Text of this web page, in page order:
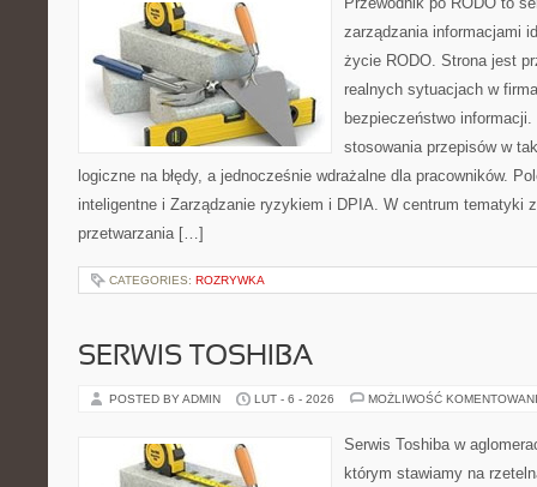
zarządzania informacjami
życie RODO. Strona jest
realnych sytuacjach w
bezpieczeństwo
stosowania przepisów w
logiczne na błędy, a jednocześnie wdrażalne dla pracowników.
inteligentne i Zarządzanie ryzykiem i DPIA. W centrum tematyki
przetwarzania […]
CATEGORIES: ROZRYWKA
SERWIS TOSHIBA
POSTED BY ADMIN LUT - 6 - 2026 MOŻLIWOŚĆ
Serwis Toshiba w
którym stawiamy na